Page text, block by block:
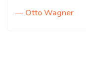
— Otto Wagner